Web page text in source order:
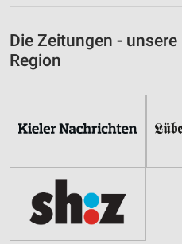
Die Zeitungen -
Region